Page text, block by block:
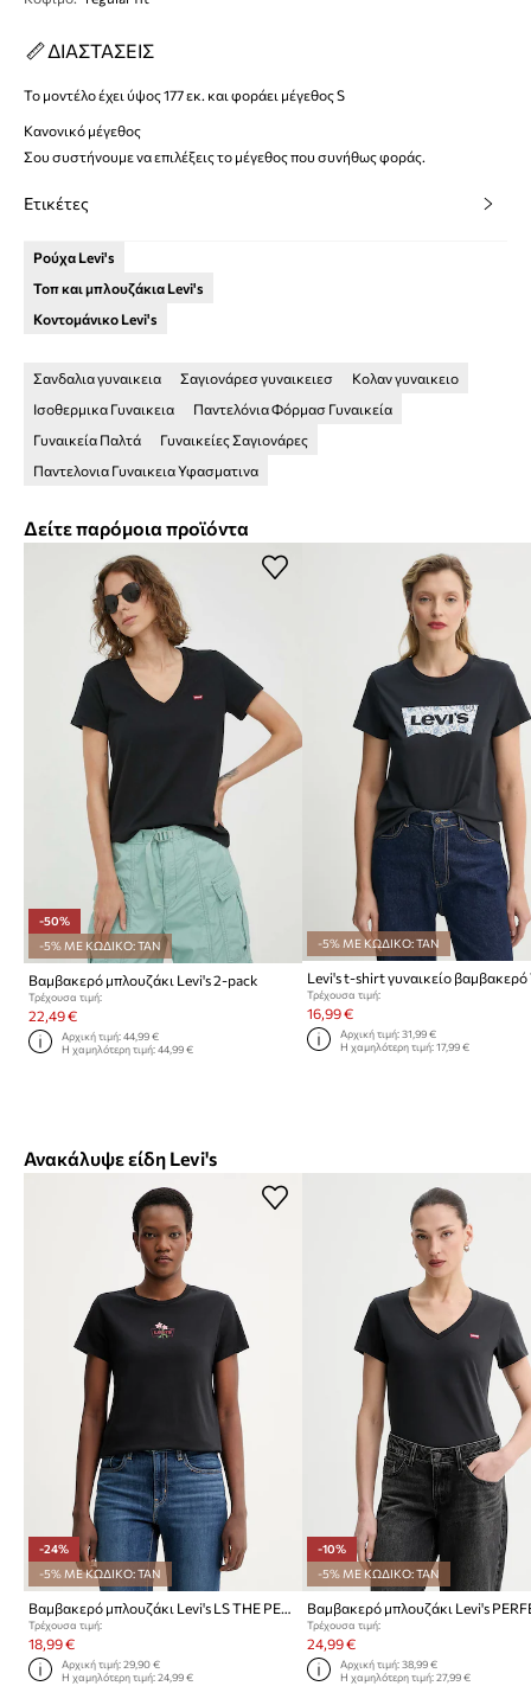
ΔΙΑΣΤΑΣΕΙΣ
Το μοντέλο έχει ύψος 177 εκ. και φοράει μέγεθος S
Κανονικό μέγεθος
Σου συστήνουμε να επιλέξεις το μέγεθος που συνήθως φοράς.
Ετικέτες
Ρούχα Levi's
Τοπ και μπλουζάκια Levi's
Κοντομάνικο Levi's
Σανδαλια γυναικεια Σαγιονάρεσ γυναικειεσ
Κολαν γυναικειο
Ισοθερμικα Γυναικεια
Παντελόνια Φόρμασ Γυναικεία
Γυναικεία Παλτά
Γυναικείες Σαγιονάρες
Παντελονια Γυναικεια Υφασματινα
Δείτε παρόμοια προϊόντα
-50%
-5% ΜΕ ΚΩΔΙΚΟ: TAN
Βαμβακερό μπλουζάκι Levi's 2-pack
Τρέχουσα τιμή:
22,49 €
Αρχική τιμή:44,99 €
Η χαμηλότερη τιμή:44,99 €
-5% ΜΕ ΚΩΔΙΚΟ: TAN
Τρέχουσα τιμή:
16,99 €
Αρχική τιμή: 31,99 €
Η χαμηλότερη τιμή: 17,99 €
Ανακάλυψε είδη Levi's
-24%
-5% ΜΕ ΚΩΔΙΚΟ: TAN
Τρέχουσα τιμή:
18,99 €
Αρχική τιμή:29,90 €
Η χαμηλότερη τιμή:24,99 €
-10%
-5% ΜΕ ΚΩΔΙΚΟ: TAN
Τρέχουσα τιμή:
24,99 €
Αρχική τιμή: 38,99 €
Η χαμηλότερη τιμή: 27,99 €